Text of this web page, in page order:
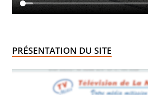
PRÉSENTATION DU SITE